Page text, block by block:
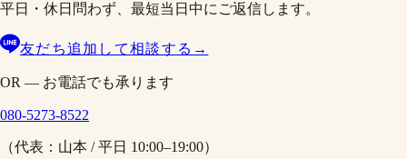
平日・休日問わず、最短当日中にご返信します。
友だち追加して相談する →
OR — お電話でも承ります
080-5273-8522
（代表：山本 / 平日 10:00–19:00）